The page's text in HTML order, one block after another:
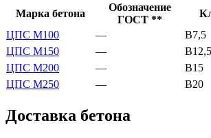
Марка бетона
Обозначение
ГОСТ **
ЦПС М100
— В7,5
ЦПС М150
— В12,5
ЦПС М200
— В15
ЦПС М250
— В20
Доставка бетона